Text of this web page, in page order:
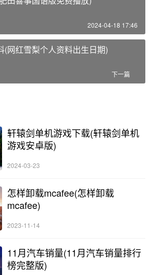
2024-04-18 17:46
(网红雪梨个人资料出生日期)
下一篇
轩辕剑单机游戏下载(轩辕剑单机
游戏安卓版)
2024-03-23
怎样卸载mcafee(怎样卸载
mcafee)
2023-11-14
11月汽车销量(11月汽车销量排行
榜完整版)